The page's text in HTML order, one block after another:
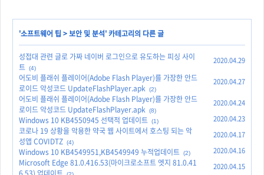
'소프트웨어 팁 >보안 및 분석' 카테고리의 다른 글
성접대 관련 글로 가짜 네이버 로그인으로 유도하는 피싱 사이
트 (4)
2020.04.29
어도비 플래쉬 플레이어(Adobe Flash Player)를 가장한 안드
로이드 악성코드 UpdateFlashPlayer.apk (2)
2020.04.27
어도비 플래쉬 플레이어(Adobe Flash Player)를 가장한 안드
로이드 악성코드 UpdateFlashPlayer.apk (8)
2020.04.24
Windows 10 KB4550945 선택적 업데이트 (1) 2020.04.23
코로나 19 상황을 악용한 약국 웹 사이트에서 호스팅 되는 악
성앱 COVIDTZ (4)
2020.04.17
Windows 10 KB4549951,KB4549949 누적업데이트 (2) 2020.04.16
Microsoft Edge 81.0.416.53(마이크로소프트 엣지 81.0.41
2020.04.15